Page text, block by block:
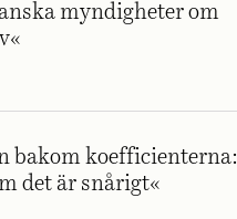
myndigheter om
bakom koefficienterna:
det är snårigt«